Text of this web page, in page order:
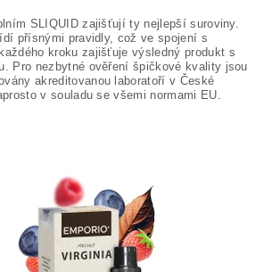
SLIQUID zajišťují ty nejlepší suroviny.
přísnými pravidly, což ve spojení s
kroku zajišťuje výsledný produkt s
Pro nezbytné ověření špičkové kvality jsou
akreditovanou laboratoří v České
v souladu se všemi normami EU.